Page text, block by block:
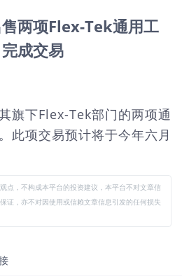
两项Flex-Tek通用工
成交易
旗下Flex-Tek部门的两项通
此项交易预计将于今年六月
点，不构成本平台的投资建议，本平台不对文章信
证，亦不对因使用或信赖文章信息引发的任何损失